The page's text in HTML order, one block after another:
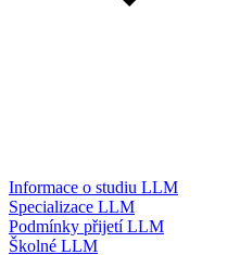
Informace o studiu LLM
Specializace LLM
Podmínky přijetí LLM
Školné LLM